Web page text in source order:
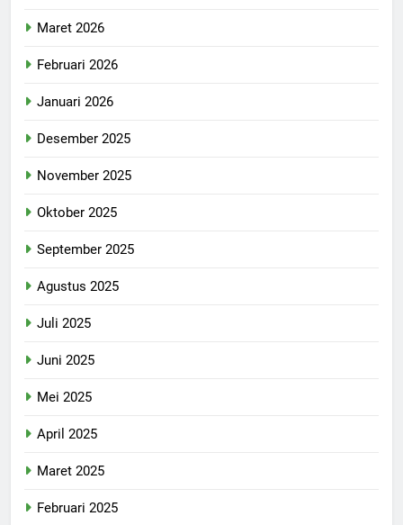
Maret 2026
Februari 2026
Januari 2026
Desember 2025
November 2025
Oktober 2025
September 2025
Agustus 2025
Juli 2025
Juni 2025
Mei 2025
April 2025
Maret 2025
Februari 2025